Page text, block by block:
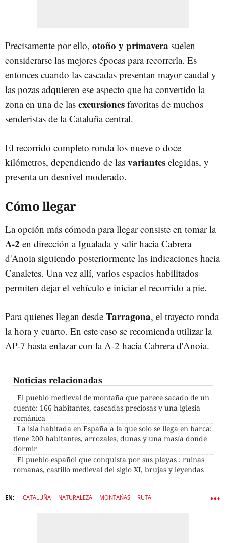
Precisamente por ello, otoño y primavera suelen
considerarse las mejores épocas para recorrerla. Es
entonces cuando las cascadas presentan mayor caudal y
las pozas adquieren ese aspecto que ha convertido la
zona en una de las excursiones favoritas de muchos
senderistas de la Cataluña central.
El recorrido completo ronda los nueve o doce
kilómetros, dependiendo de las variantes elegidas, y
presenta un desnivel moderado.
Cómo llegar
La opción más cómoda para llegar consiste en tomar la
A-2 en dirección a Igualada y salir hacia Cabrera
d'Anoia siguiendo posteriormente las indicaciones hacia
Canaletes. Una vez allí, varios espacios habilitados
permiten dejar el vehículo e iniciar el recorrido a pie.
Para quienes llegan desde Tarragona, el trayecto ronda
la hora y cuarto. En este caso se recomienda utilizar la
AP-7 hasta enlazar con la A-2 hacia Cabrera d'Anoia.
Noticias relacionadas
El pueblo medieval de montaña que parece sacado de un
cuento: 166 habitantes, cascadas preciosas y una iglesia
románica
La isla habitada en España a la que solo se llega en barca:
tiene 200 habitantes, arrozales, dunas y una masía donde
dormir
El pueblo español que conquista por sus playas : ruinas
romanas, castillo medieval del siglo XI, brujas y leyendas
CATALUÑA NATURALEZA MONTAÑAS RUTA